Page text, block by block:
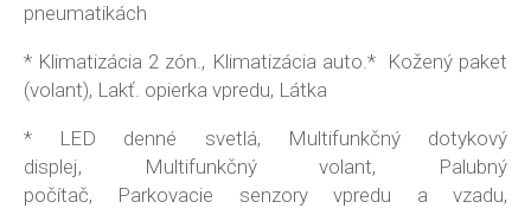
pneumatikách
* Klimatizácia 2 zón., Klimatizácia auto.* Kožený paket
(volant), Lakť. opierka vpredu, Látka
* LED denné svetlá, Multifunkčný dotykový
displej, Multifunkčný volant, Palubný
počítač, Parkovacie senzory vpredu a vzadu,